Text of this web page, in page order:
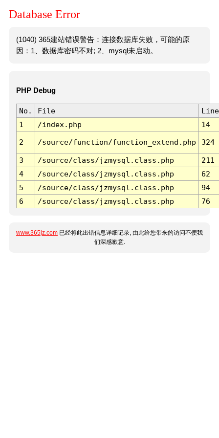
Database Error
(1040) 365建站错误警告：连接数据库失败，可能的原
因：1、数据库密码不对; 2、mysql未启动。
PHP Debug
No. File
Line
1
/index.php 14
2 /source/function/function_extend.php 324
3 /source/class/jzmysql.class.php
211
4
/source/class/jzmysql.class.php
62
5
/source/class/jzmysql.class.php
94
6
/source/class/jzmysql.class.php 76
www.365jz.com 已经将此出错信息详细记录, 由此给您带来的访问不便我
们深感歉意.